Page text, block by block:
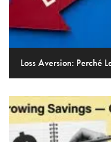
Loss Aversion: Perché